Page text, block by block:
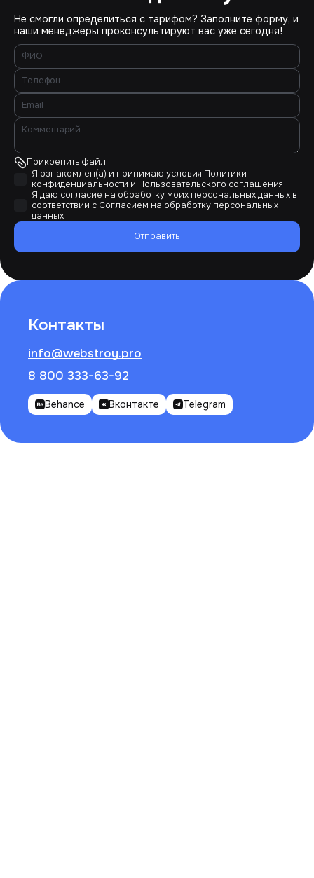
Не смогли определиться с тарифом? Заполните форму, и
наши менеджеры проконсультируют вас уже сегодня!
Прикрепить файл
Я ознакомлен(а) и принимаю условия Политики
конфиденциальности и Пользовательского соглашения
Я даю согласие на обработку моих персональных данных в
соответствии с Согласием на обработку персональных
данных
Отправить
Контакты
info@webstroy.pro
8 800 333-63-92
Behance Вконтакте Telegram